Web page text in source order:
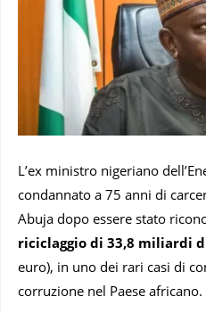
L’ex ministro nigeriano
condannato a 75 anni di
Abuja dopo essere stato
riciclaggio di 33,8 miliardi
euro), in uno dei rari casi di
corruzione nel Paese africano.